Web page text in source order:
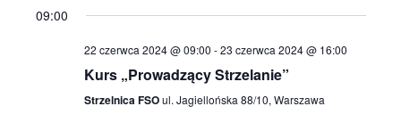
Views
datę.
09:00
22 czerwca 2024 @ 09:00 -23 czerwca 2024 @ 16:00
Kurs „Prowadzący Strzelanie”
Strzelnica FSOul. Jagiellońska 88/10, Warszawa